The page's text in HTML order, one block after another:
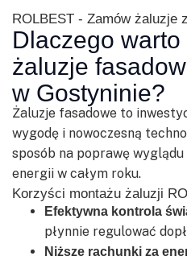
ROLBEST - Zamów żaluzje
Dlaczego warto
żaluzje
w Gostyninie?
Żaluzje fasadowe to
wygodę i nowoczesną
sposób na poprawę
energii w całym roku.
Korzyści montażu żaluzji
Efektywna kontrola
płynnie regulować
Niższe rachunki za